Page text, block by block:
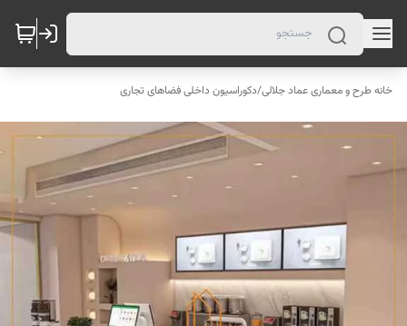
خانه طرح و معماری عماد جلالی/دکوراسیون داخلی فضاهای تجاری